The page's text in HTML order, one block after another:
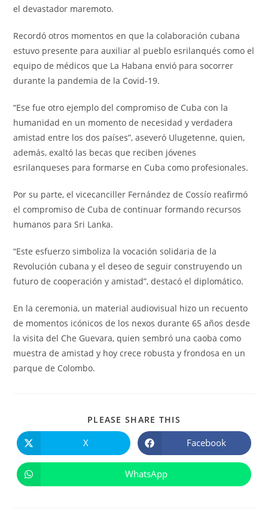
el devastador maremoto.
Recordó otros momentos en que la colaboración cubana
estuvo presente para auxiliar al pueblo esrilanqués como el
equipo de médicos que La Habana envió para socorrer
durante la pandemia de la Covid-19.
“Ese fue otro ejemplo del compromiso de Cuba con la
humanidad en un momento de necesidad y verdadera
amistad entre los dos países”, aseveró Ulugetenne, quien,
además, exaltó las becas que reciben jóvenes
esrilanqueses para formarse en Cuba como profesionales.
Por su parte, el vicecanciller Fernández de Cossío reafirmó
el compromiso de Cuba de continuar formando recursos
humanos para Sri Lanka.
“Este esfuerzo simboliza la vocación solidaria de la
Revolución cubana y el deseo de seguir construyendo un
futuro de cooperación y amistad”, destacó el diplomático.
En la ceremonia, un material audiovisual hizo un recuento
de momentos icónicos de los nexos durante 65 años desde
la visita del Che Guevara, quien sembró una caoba como
muestra de amistad y hoy crece robusta y frondosa en un
parque de Colombo.
PLEASE SHARE THIS
abre
en
ventana
X Se
abre
en
ventana
Facebook
Se
abre
WhatsApp